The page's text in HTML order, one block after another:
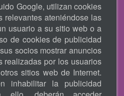
Google, utilizan cookies
relevantes ateniéndose las
usuario a su sitio web o a
de cookies de publicidad
socios mostrar anuncios
realizadas por los usuarios
sitios web de Internet.
inhabilitar la publicidad